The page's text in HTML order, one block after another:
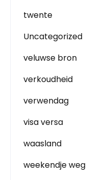
twente
Uncategorized
veluwse bron
verkoudheid
verwendag
visa versa
waasland
weekendje weg